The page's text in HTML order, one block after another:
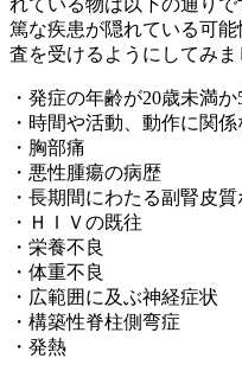
篤な疾患が隠れている可
査を受けるようにしてみま
・発症の年齢が20歳未満か
・時間や活動、動作に関
・胸部痛
・悪性腫瘍の病歴
・長期間にわたる副腎皮
・ＨＩＶの既往
・栄養不良
・体重不良
・広範囲に及ぶ神経症状
・構築性脊柱側弯症
・発熱